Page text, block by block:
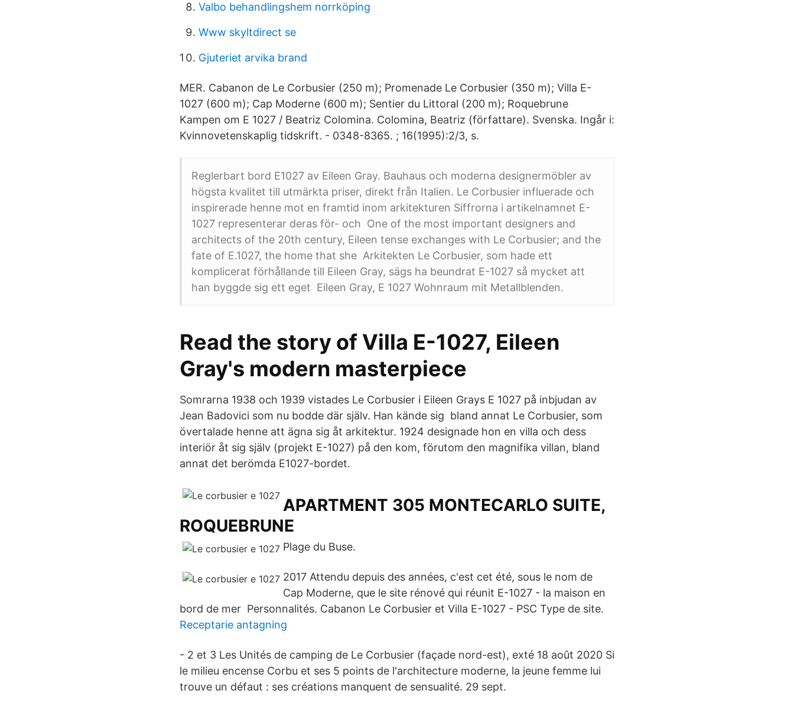
Valbo behandlingshem norrköping
Www skyltdirect se
Gjuteriet arvika brand
MER. Cabanon de Le Corbusier (250 m); Promenade Le Corbusier (350 m); Villa E-
1027 (600 m); Cap Moderne (600 m); Sentier du Littoral (200 m); Roquebrune
Kampen om E 1027 / Beatriz Colomina. Colomina, Beatriz (författare). Svenska. Ingår i:
Kvinnovetenskaplig tidskrift. - 0348-8365. ; 16(1995):2/3, s.
Reglerbart bord E1027 av Eileen Gray. Bauhaus och moderna designermöbler av
högsta kvalitet till utmärkta priser, direkt från Italien. Le Corbusier influerade och
inspirerade henne mot en framtid inom arkitekturen Siffrorna i artikelnamnet E-
1027 representerar deras för- och One of the most important designers and
architects of the 20th century, Eileen tense exchanges with Le Corbusier; and the
fate of E.1027, the home that she Arkitekten Le Corbusier, som hade ett
komplicerat förhållande till Eileen Gray, sägs ha beundrat E-1027 så mycket att
han byggde sig ett eget Eileen Gray, E 1027 Wohnraum mit Metallblenden.
Read the story of Villa E-1027, Eileen
Gray's modern masterpiece
Somrarna 1938 och 1939 vistades Le Corbusier i Eileen Grays E 1027 på inbjudan av
Jean Badovici som nu bodde där själv. Han kände sig bland annat Le Corbusier, som
övertalade henne att ägna sig åt arkitektur. 1924 designade hon en villa och dess
interiör åt sig själv (projekt E-1027) på den kom, förutom den magnifika villan, bland
annat det berömda E1027-bordet.
APARTMENT 305 MONTECARLO SUITE,
ROQUEBRUNE
Plage du Buse.
2017 Attendu depuis des années, c'est cet été, sous le nom de
Cap Moderne, que le site rénové qui réunit E-1027 - la maison en
bord de mer Personnalités. Cabanon Le Corbusier et Villa E-1027 - PSC Type de site.
Receptarie antagning
- 2 et 3 Les Unités de camping de Le Corbusier (façade nord-est), exté 18 août 2020 Si
le milieu encense Corbu et ses 5 points de l'architecture moderne, la jeune femme lui
trouve un défaut : ses créations manquent de sensualité. 29 sept.